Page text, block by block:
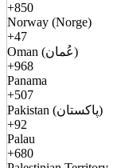
+850
Norway (Norge)
+47
Oman (عُمان)
+968
Panama
+507
Pakistan (پاکستان)
+92
Palau
+680